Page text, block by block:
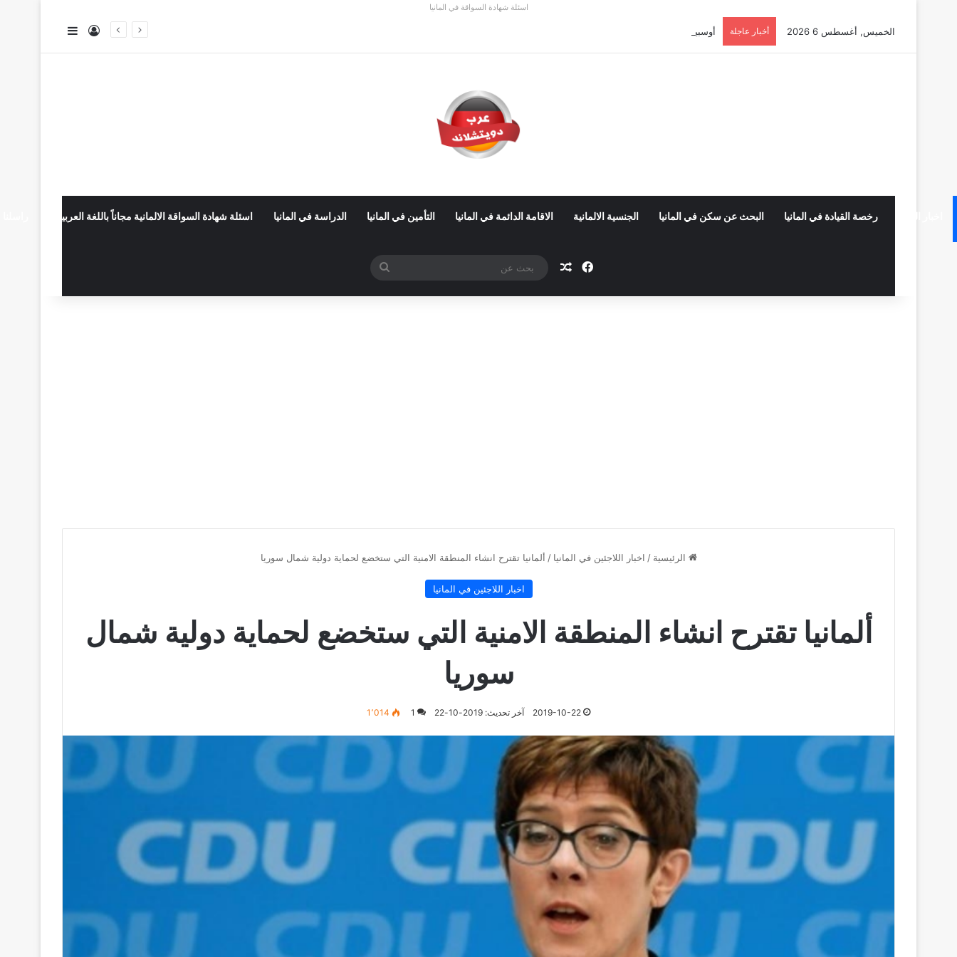
اسئلة شهادة السواقة في المانيا
الخميس, أغسطس 6 2026 أخبار عاجلة أوسبيلدونغ تبريد مراكز البيانات في ألمانيا 2026: الأجور والشروط تسجيل الدخول
رخصة القيادة في المانيا البحث عن سكن في المانيا الجنسية الالمانية الاقامة الدائمة في المانيا التأمين في المانيا الدراسة في المانيا اسئلة شهادة السواقة الالمانية مجاناً باللغة العربية
فيسبوكمقال عشوائي
الرئيسية / اخبار اللاجئين في المانيا / ألمانيا تقترح انشاء المنطقة الامنية التي ستخضع لحماية دولية شمال سوريا
اخبار اللاجئين في المانيا
ألمانيا تقترح انشاء المنطقة الامنية التي ستخضع لحماية دولية شمال
سوريا
2019-10-22 آخر تحديث: 2019-10-22 1 1٬014